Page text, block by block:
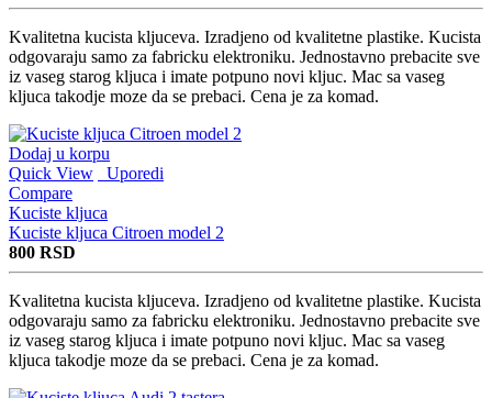
Kvalitetna kucista kljuceva. Izradjeno od kvalitetne plastike. Kucista
odgovaraju samo za fabricku elektroniku. Jednostavno prebacite sve
iz vaseg starog kljuca i imate potpuno novi kljuc. Mac sa vaseg
kljuca takodje moze da se prebaci. Cena je za komad.
Dodaj u korpu
Quick View
Uporedi
Compare
Kuciste kljuca
Kuciste kljuca Citroen model 2
800 RSD
Kvalitetna kucista kljuceva. Izradjeno od kvalitetne plastike. Kucista
odgovaraju samo za fabricku elektroniku. Jednostavno prebacite sve
iz vaseg starog kljuca i imate potpuno novi kljuc. Mac sa vaseg
kljuca takodje moze da se prebaci. Cena je za komad.